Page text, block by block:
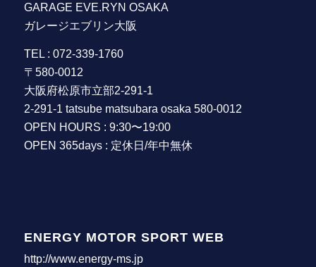
GARAGE EVE.RYN OSAKA
ガレージエブリン大阪
TEL : 072-339-1760
〒580-0012
大阪府松原市立部2-291-1
2-291-1 tatsube matsubara osaka 580-0012
OPEN HOURS : 9:30〜19:00
OPEN 365days : 定休日/年中無休
ENERGY MOTOR SPORT WEB
http://www.energy-ms.jp